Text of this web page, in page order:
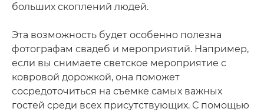
больших скоплений людей.
Эта возможность будет особенно полезна
фотографам свадеб и мероприятий. Например,
если вы снимаете светское мероприятие с
ковровой дорожкой, она поможет
сосредоточиться на съемке самых важных
гостей среди всех присутствующих. С помощью